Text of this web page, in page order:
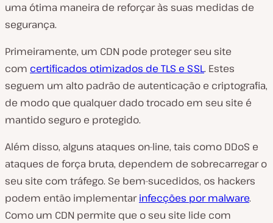
uma ótima maneira de reforçar às suas medidas de
segurança.
Primeiramente, um CDN pode proteger seu site
com certificados otimizados de TLS e SSL. Estes
seguem um alto padrão de autenticação e criptografia,
de modo que qualquer dado trocado em seu site é
mantido seguro e protegido.
Além disso, alguns ataques on-line, tais como DDoS e
ataques de força bruta, dependem de sobrecarregar o
seu site com tráfego. Se bem-sucedidos, os hackers
podem então implementarinfecções por malware.
Como um CDN permite que o seu site lide com